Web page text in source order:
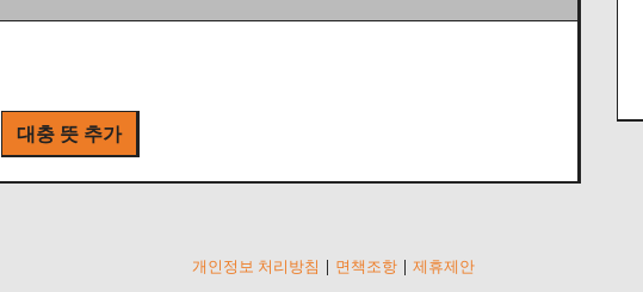
대충 뜻 추가
개인정보 처리방침 | 면책조항 | 제휴제안